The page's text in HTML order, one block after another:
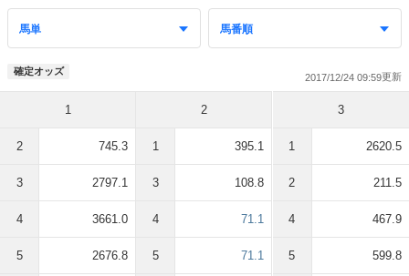
確定オッズ
2017/12/24 09:59
1
2 745.3
3 2797.1
4 3661.0
5 2676.8
2
1 395.1
3 108.8
4 71.1
5 71.1
3
1 2620.5
2 211.5
4 467.9
5 599.8